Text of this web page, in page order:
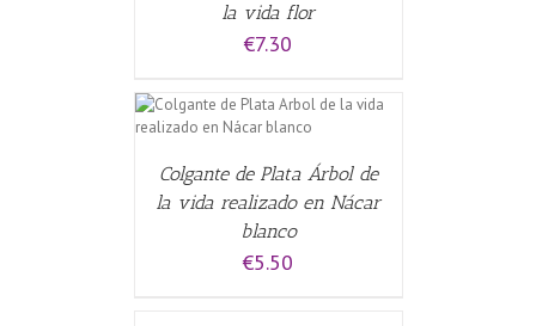
la vida flor
€7.30
Colgante de Plata Árbol de
la vida realizado en Nácar
blanco
€5.50